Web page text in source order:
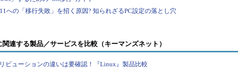
関連する製品／サービスを比較（キーマンズネット）
ビューションの違いは要確認！『Linux』製品比較